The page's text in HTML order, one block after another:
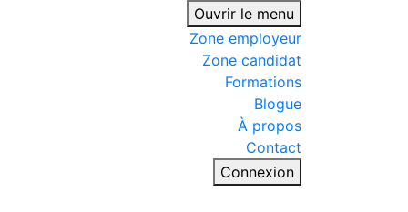
Ouvrir le menu
Zone employeur
Zone candidat
Formations
Blogue
À propos
Contact
Connexion